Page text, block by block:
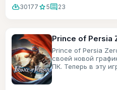
cloud_download30177 star5comment23
Prince of Persia
Prince of Persia
своей новой
ПК. Теперь в эту